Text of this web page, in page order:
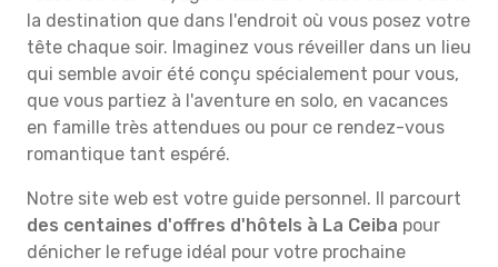
la destination que dans l'endroit où vous posez votre
tête chaque soir. Imaginez vous réveiller dans un lieu
qui semble avoir été conçu spécialement pour vous,
que vous partiez à l'aventure en solo, en vacances
en famille très attendues ou pour ce rendez-vous
romantique tant espéré.
Notre site web est votre guide personnel. Il parcourt
des centaines d'offres d'hôtels à La Ceiba pour
dénicher le refuge idéal pour votre prochaine